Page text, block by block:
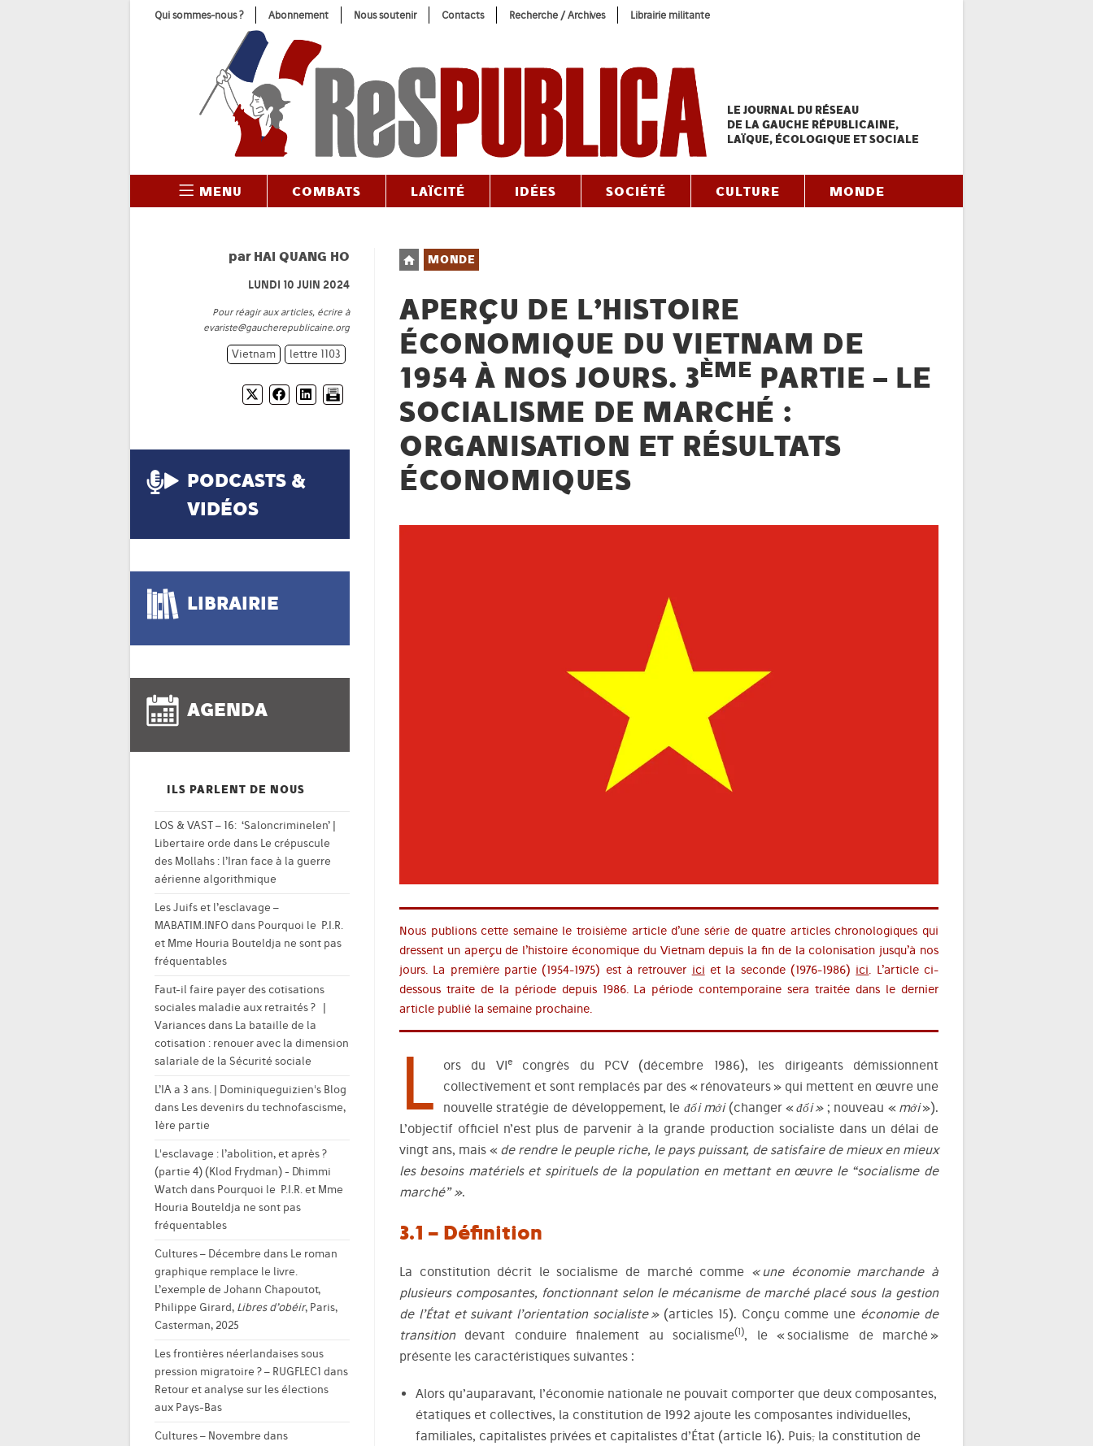
Qui sommes-nous ? Abonnement Nous soutenir Contacts Recherche / Archives Librairie militante
LE JOURNAL DU RÉSEAU
DE LA GAUCHE RÉPUBLICAINE,
LAÏQUE, ÉCOLOGIQUE ET SOCIALE
MENU COMBATS LAÏCITÉ IDÉES SOCIÉTÉ CULTURE MONDE
Post
category:
MONDE
APERÇU DE L’HISTOIRE
ÉCONOMIQUE DU VIETNAM DE
1954 À NOS JOURS. 3ÈME PARTIE – LE
SOCIALISME DE MARCHÉ :
ORGANISATION ET RÉSULTATS
ÉCONOMIQUES
Nous publions cette semaine le troisième article d’une série de quatre articles chronologiques qui
dressent un aperçu de l’histoire économique du Vietnam depuis la fin de la colonisation jusqu’à nos
jours. La première partie (1954-1975) est à retrouver ici et la seconde (1976-1986) ici. L’article ci-
dessous traite de la période depuis 1986. La période contemporaine sera traitée dans le dernier
article publié la semaine prochaine.
L ors du VIe congrès du PCV (décembre 1986), les dirigeants démissionnent
collectivement et sont remplacés par des « rénovateurs » qui mettent en œuvre une
nouvelle stratégie de développement, le đổi mới(changer «đổi »; nouveau « mới»).
L’objectif officiel n’est plus de parvenir à la grande production socialiste dans un délai de
vingt ans, mais « de rendre le peuple riche, le pays puissant, de satisfaire de mieux en mieux
les besoins matériels et spirituels de la population en mettant en œuvre le “socialisme de
marché” ».
3.1 – Définition
La constitution décrit le socialisme de marché comme « une économie marchande à
plusieurs composantes, fonctionnant selon le mécanisme de marché placé sous la gestion
de l’État et suivant l’orientation socialiste »(articles 15). Conçu comme une économie de
transitiondevant conduire finalement au socialisme(1), le « socialisme de marché »
présente les caractéristiques suivantes :
Alors qu’auparavant, l’économie nationale ne pouvait comporter que deux composantes,
étatiques et collectives, la constitution de 1992 ajoute les composantes individuelles,
familiales, capitalistes privées et capitalistes d’État (article 16). Puis,la constitution de
par HAI QUANG HO
LUNDI 10 JUIN 2024
Pour réagir aux articles, écrire à
evariste@gaucherepublicaine.org
lettre 1103
Vietnam
PODCASTS &
VIDÉOS
LIBRAIRIE
AGENDA
ILS PARLENT DE NOUS
LOS & VAST – 16: ‘Saloncriminelen’ |
Libertaire orde dans Le crépuscule
des Mollahs : l’Iran face à la guerre
aérienne algorithmique
Les Juifs et l’esclavage –
MABATIM.INFO dans Pourquoi le P.I.R.
et Mme Houria Bouteldja ne sont pas
fréquentables
Faut-il faire payer des cotisations
sociales maladie aux retraités ? |
Variancesdans La bataille de la
cotisation : renouer avec la dimension
salariale de la Sécurité sociale
L’IA a 3 ans. | Dominiqueguizien's Blog
dans Les devenirs du technofascisme,
1ère partie
L'esclavage : l’abolition, et après ?
(partie 4) (Klod Frydman) - Dhimmi
Watch dans Pourquoi le P.I.R. et Mme
Houria Bouteldja ne sont pas
fréquentables
Cultures – Décembre dans Le roman
graphique remplace le livre.
L’exemple de Johann Chapoutot,
Philippe Girard, Libres d’obéir, Paris,
Casterman, 2025
Les frontières néerlandaises sous
pression migratoire ? – RUGFLEC1 dans
Retour et analyse sur les élections
aux Pays-Bas
Cultures – Novembre dans